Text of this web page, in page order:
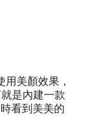
美顏效果，
是內建一款
看到美美的